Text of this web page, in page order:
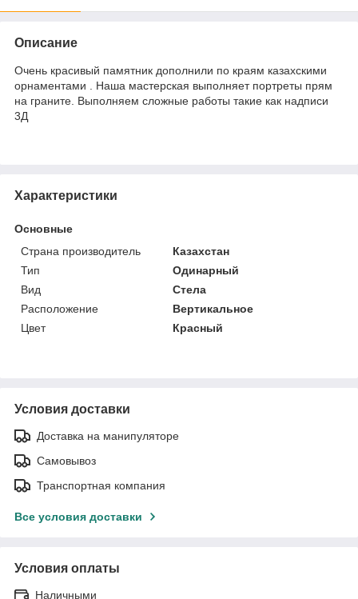
Описание
Очень красивый памятник дополнили по краям казахскими
орнаментами . Наша мастерская выполняет портреты прям
на граните. Выполняем сложные работы такие как надписи
3Д
Характеристики
Основные
Страна производитель
Казахстан
Тип
Одинарный
Вид
Стела
Расположение
Вертикальное
Цвет
Красный
Условия доставки
Доставка на манипуляторе
Самовывоз
Транспортная компания
Все условия доставки
Условия оплаты
Наличными